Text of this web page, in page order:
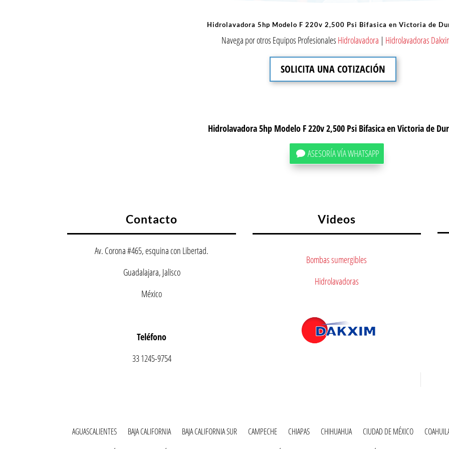
Hidrolavadora 5hp Modelo F 220v 2,500 Psi Bifasica en Victoria de
Navega por otros Equipos Profesionales Hidrolavadora | Hidrolavadoras
SOLICITA UNA COTIZACIÓN
Hidrolavadora 5hp Modelo F 220v 2,500 Psi Bifasica en Victoria de
ASESORÍA VÍA WHATSAPP
Contacto
Av. Corona #465, esquina con Libertad.
Guadalajara, Jalisco
México
Teléfono
33 1245-9754
Videos
Bombas sumergibles
Hidrolavadoras
AGUASCALIENTES BAJA CALIFORNIA BAJA CALIFORNIA SUR CAMPECHE CHIAPAS CHIHUAHUA CIUDAD DE MÉXICO